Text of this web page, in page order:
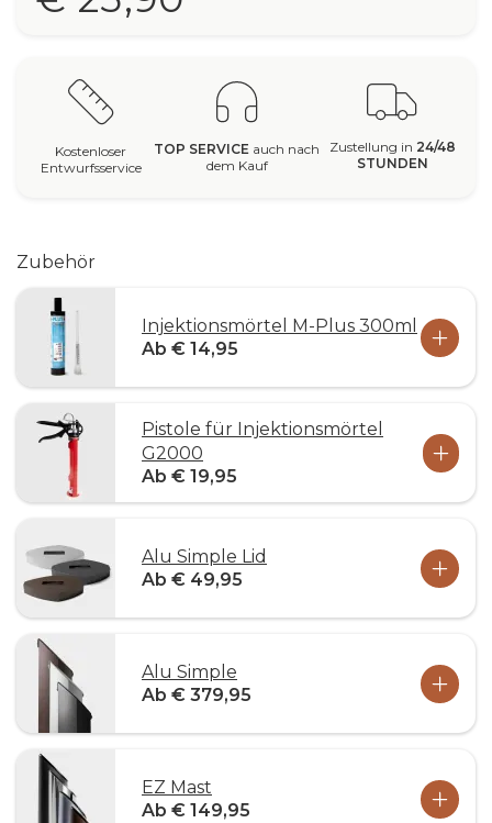
Kostenloser
Entwurfsservice
TOP SERVICE auch nach
dem Kauf
Zustellung in 24/48
STUNDEN
Zubehör
Injektionsmörtel M-Plus 300ml
Ab € 14,95
Pistole für Injektionsmörtel
G2000
Ab € 19,95
Alu Simple Lid
Ab € 49,95
Alu Simple
Ab € 379,95
EZ Mast
Ab € 149,95